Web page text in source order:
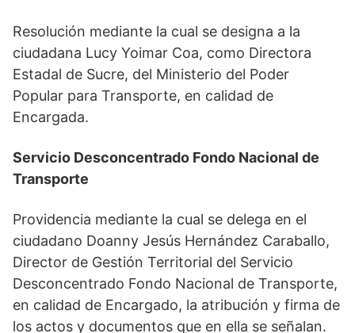
Resolución mediante la cual se designa a la
ciudadana Lucy Yoimar Coa, como Directora
Estadal de Sucre, del Ministerio del Poder
Popular para Transporte, en calidad de
Encargada.
Servicio Desconcentrado Fondo Nacional de
Transporte
Providencia mediante la cual se delega en el
ciudadano Doanny Jesús Hernández Caraballo,
Director de Gestión Territorial del Servicio
Desconcentrado Fondo Nacional de Transporte,
en calidad de Encargado, la atribución y firma de
los actos y documentos que en ella se señalan.